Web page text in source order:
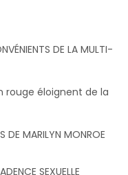
DE LA MULTI-
rouge éloignent de la
DE MARILYN MONROE
SEXUELLE